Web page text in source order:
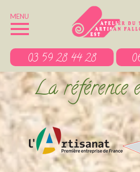
MENU
03 59 28 44 28
La référence